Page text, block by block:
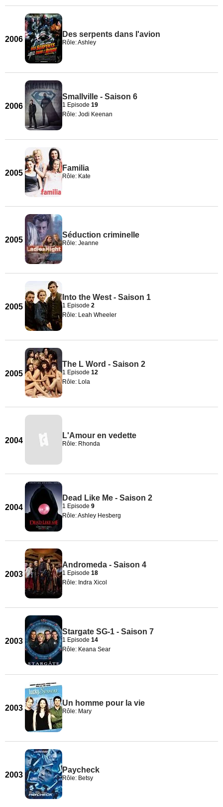
2006
Des serpents dans l'avion
Rôle: Ashley
2006
Smallville - Saison 6
1 Episode 19
Rôle: Jodi Keenan
2005
Familia
Rôle: Kate
2005
Séduction criminelle
Rôle: Jeanne
2005
Into the West - Saison 1
1 Episode 2
Rôle: Leah Wheeler
2005
The L Word - Saison 2
1 Episode 12
Rôle: Lola
2004
L'Amour en vedette
Rôle: Rhonda
2004
Dead Like Me - Saison 2
1 Episode 9
Rôle: Ashley Hesberg
2003
Andromeda - Saison 4
1 Episode 18
Rôle: Indra Xicol
2003
Stargate SG-1 - Saison 7
1 Episode 14
Rôle: Keana Sear
2003
Un homme pour la vie
Rôle: Mary
2003
Paycheck
Rôle: Betsy